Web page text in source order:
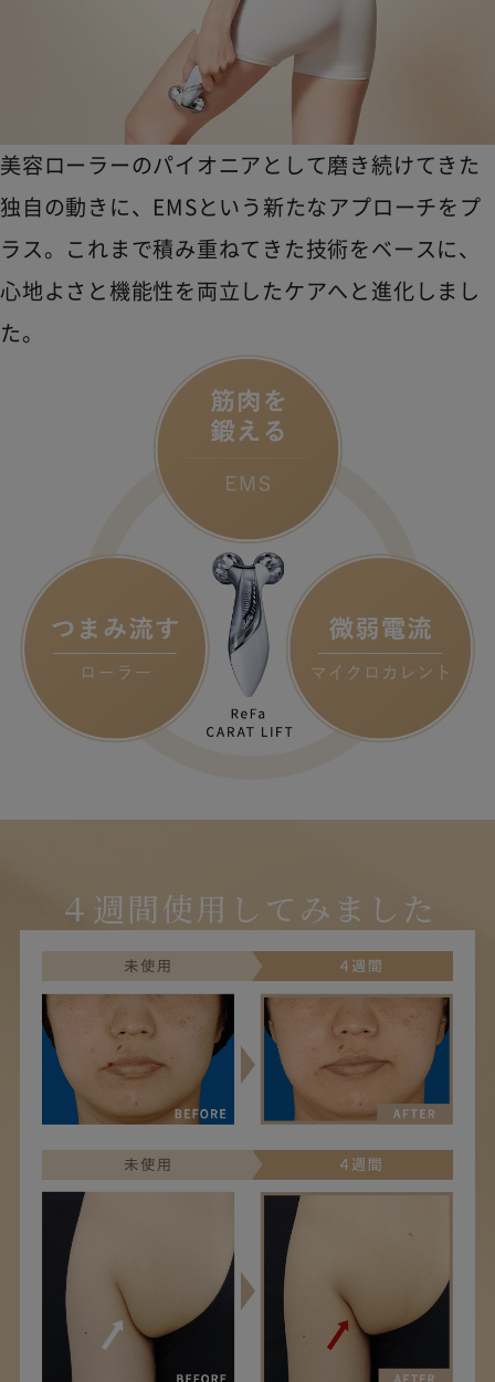
美容ローラーのパイオニアとして磨き続けてきた
独自の動きに、EMSという新たなアプローチをプ
ラス。これまで積み重ねてきた技術をベースに、
心地よさと機能性を両立したケアへと進化しまし
た。
４週間使用してみました